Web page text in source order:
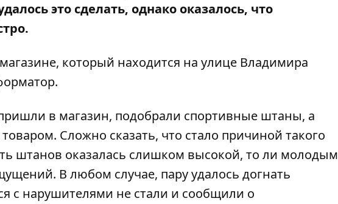
это сделать, однако оказалось, что
который находится на улице Владимира
.
в магазин, подобрали спортивные штаны, а
Сложно сказать, что стало причиной такого
штанов оказалась слишком высокой, то ли молодым
В любом случае, пару удалось догнать
с нарушителями не стали и сообщили о